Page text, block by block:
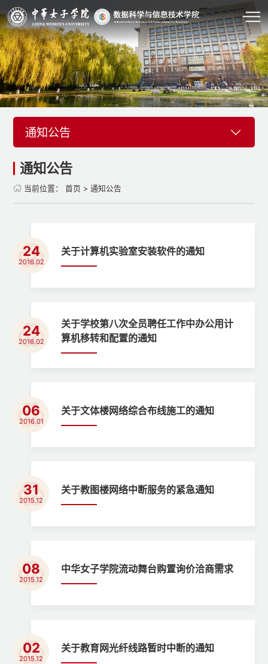
通知公告
通知公告
当前位置： 首页 > 通知公告
24
2016.02
关于计算机实验室安装软件的通知
24
2016.02
关于学校第八次全员聘任工作中办公用计
算机移转和配置的通知
06
2016.01
关于文体楼网络综合布线施工的通知
31
2015.12
关于教图楼网络中断服务的紧急通知
08
2015.12
中华女子学院流动舞台购置询价洽商需求
02
2015.12
关于教育网光纤线路暂时中断的通知